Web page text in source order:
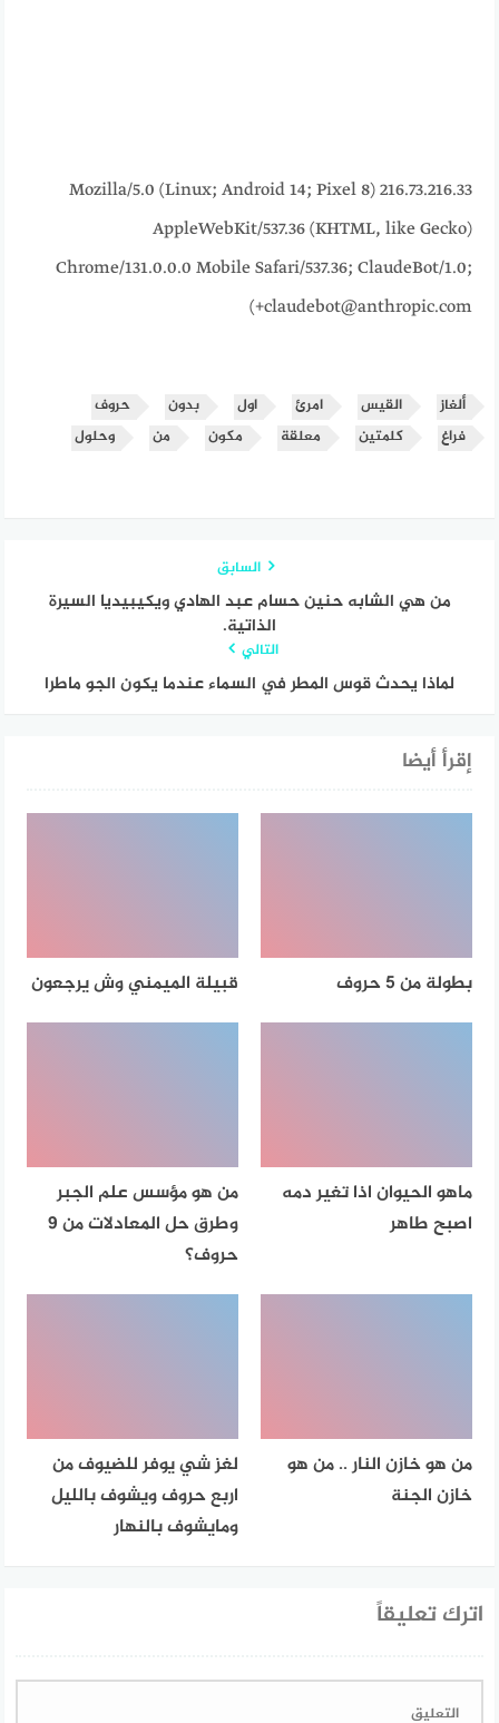
216.73.216.33 Mozilla/5.0 (Linux; Android 14; Pixel 8)
AppleWebKit/537.36 (KHTML, like Gecko)
Chrome/131.0.0.0 Mobile Safari/537.36; ClaudeBot/1.0;
+claudebot@anthropic.com)
ألغاز القيس امرئ اول بدون
حروف
فراغ
كلمتين معلقة مكون من وحلول
السابق
من هي الشابه حنين حسام عبد الهادي ويكيبيديا السيرة
الذاتية.
التالي
لماذا يحدث قوس المطر في السماء عندما يكون الجو ماطرا
إقرأ أيضا
بطولة من 5 حروف قبيلة الميمني وش يرجعون
ماهو الحيوان اذا تغير دمه
اصبح طاهر
من هو مؤسس علم الجبر
وطرق حل المعادلات من 9
حروف؟
من هو خازن النار .. من هو
خازن الجنة
لغز شي يوفر للضيوف من
اربع حروف ويشوف بالليل
ومايشوف بالنهار
اترك تعليقاً